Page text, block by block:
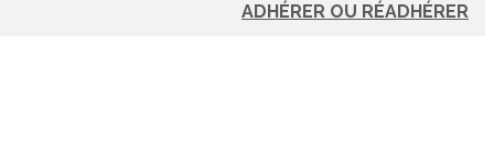
ADHÉRER OU RÉADHÉRER